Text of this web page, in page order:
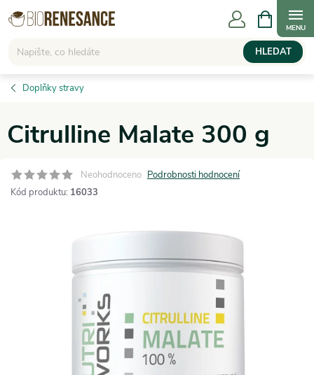
Přejít
na
HLEDAT
NÁKUPNÍ
KOŠÍK
Doplňky stravy
Citrulline Malate 300 g
Neohodnoceno Podrobnosti hodnocení
Kód produktu: 16033